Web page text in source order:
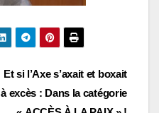
Et si l’Axe s’axait et boxait
à excès : Dans la catégorie